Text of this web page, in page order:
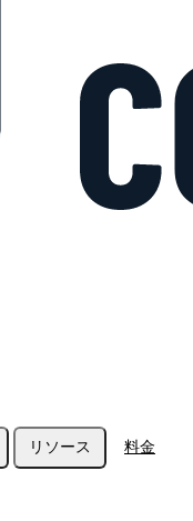
リソース 料金